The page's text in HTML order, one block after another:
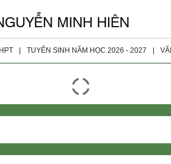
MINH HIÊN
Văn Học
Bổ Sung
TUYỂN SINH NĂM HỌC 2026 - 2027